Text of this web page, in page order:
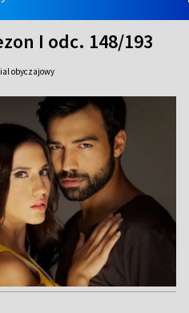
I odc. 148/193
obyczajowy